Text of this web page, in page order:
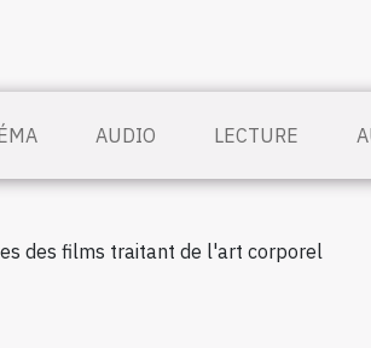
AUDIO LECTURE
des films traitant de l'art corporel